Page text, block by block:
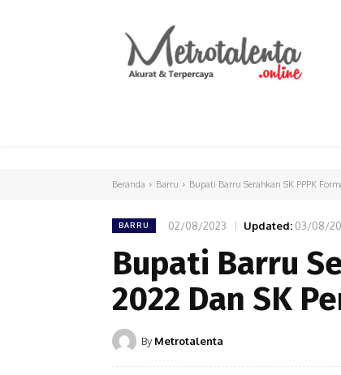
Beranda Barru Bupati Barru Serahkan SK PPPK
BARRU 02/08/2023 Updated: 03/08/
Bupati Barru
2022 Dan SK
By Metrotalenta